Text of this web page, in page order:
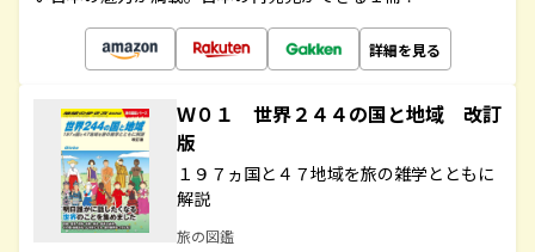
詳細を見る
Ｗ０１ 世界２４４の国と地域 改訂
版
１９７ヵ国と４７地域を旅の雑学とともに
解説
旅の図鑑